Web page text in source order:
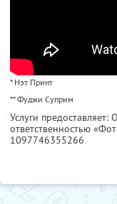
* Нэт Принт
** Фуджи Суприм
Услуги
ответственностью
1097746355266